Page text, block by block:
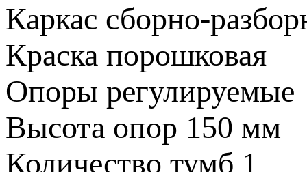
Каркас сборно-
Краска порошковая
Опоры регулируемые
Высота опор 150 мм
Количество тумб 1